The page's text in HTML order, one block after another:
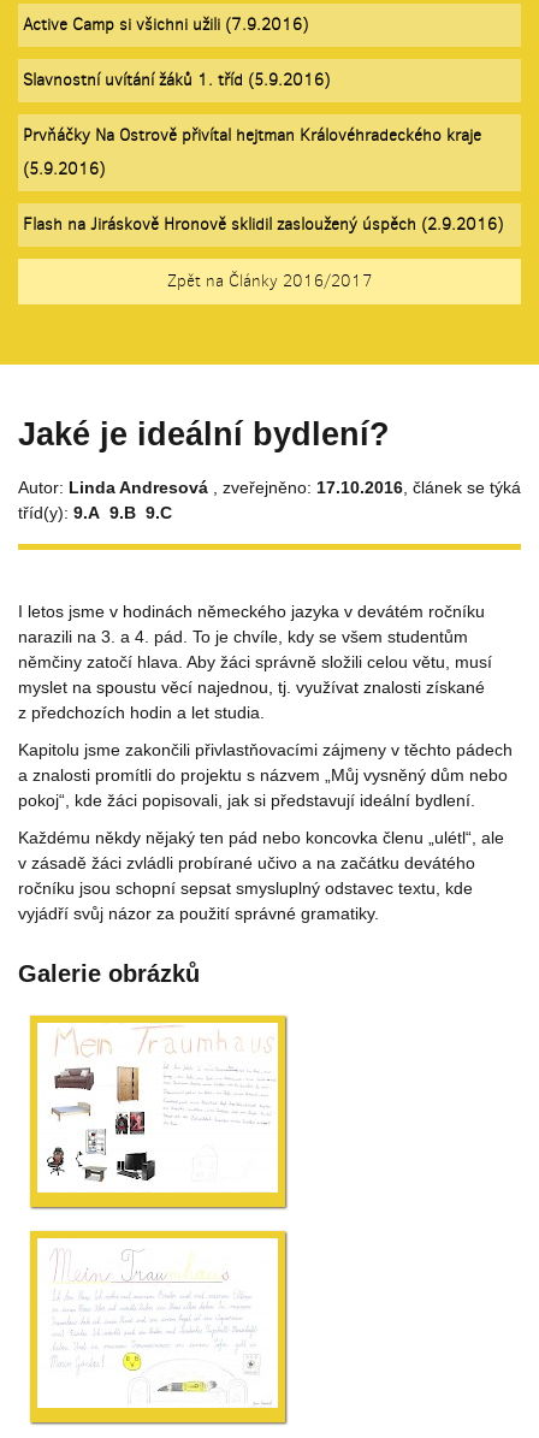
Active Camp si všichni užili (7.9.2016)
Slavnostní uvítání žáků 1. tříd (5.9.2016)
Prvňáčky Na Ostrově přivítal hejtman Královéhradeckého kraje
(5.9.2016)
Flash na Jiráskově Hronově sklidil zasloužený úspěch (2.9.2016)
Zpět na Články 2016/2017
Jaké je ideální bydlení?
Autor: Linda Andresová , zveřejněno: 17.10.2016 , článek se týká
tříd(y): 9.A 9.B 9.C
I letos jsme v hodinách německého jazyka v devátém ročníku
narazili na 3. a 4. pád. To je chvíle, kdy se všem studentům
němčiny zatočí hlava. Aby žáci správně složili celou větu, musí
myslet na spoustu věcí najednou, tj. využívat znalosti získané
z předchozích hodin a let studia.
Kapitolu jsme zakončili přivlastňovacími zájmeny v těchto pádech
a znalosti promítli do projektu s názvem „Můj vysněný dům nebo
pokoj“, kde žáci popisovali, jak si představují ideální bydlení.
Každému někdy nějaký ten pád nebo koncovka členu „ulétl“, ale
v zásadě žáci zvládli probírané učivo a na začátku devátého
ročníku jsou schopní sepsat smysluplný odstavec textu, kde
vyjádří svůj názor za použití správné gramatiky.
Galerie obrázků